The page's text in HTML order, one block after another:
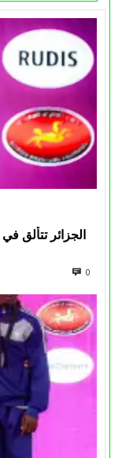
الجزائر تتألق
0